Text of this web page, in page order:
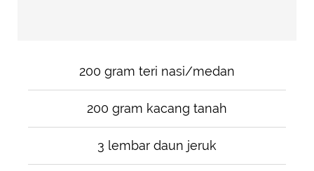
200 gram teri nasi/medan
200 gram kacang tanah
3 lembar daun jeruk